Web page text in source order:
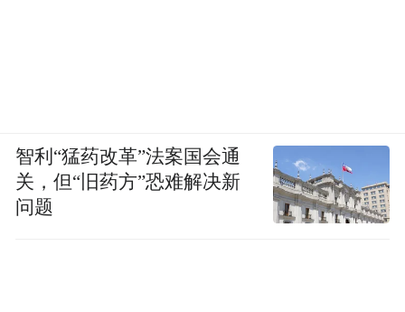
智利“猛药改革”法案国会通
关，但“旧药方”恐难解决新
问题